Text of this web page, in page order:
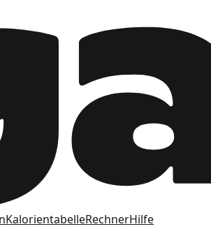
KalorientabelleRechnerHilfe